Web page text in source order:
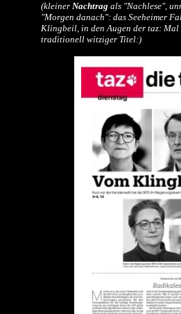
(kleiner Nachtrag als "Nachlese",
"Morgen danach": das Seeheimer
Klingbeil, in den Augen der taz:
traditionell witziger Titel:)